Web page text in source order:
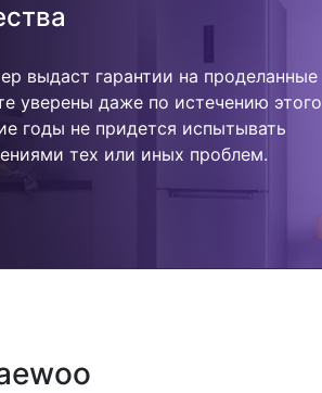
выдаст гарантии на проделанные
уверены даже по истечению этого
годы не придется испытывать
тех или иных проблем.